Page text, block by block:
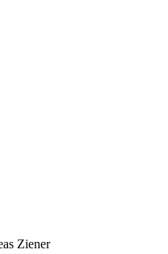
Ziener